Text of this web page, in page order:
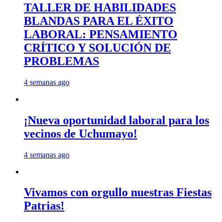
TALLER DE HABILIDADES
BLANDAS PARA EL ÉXITO
LABORAL: PENSAMIENTO
CRÍTICO Y SOLUCIÓN DE
PROBLEMAS
4 semanas ago
¡Nueva oportunidad laboral para los
vecinos de Uchumayo!
4 semanas ago
Vivamos con orgullo nuestras Fiestas
Patrias!